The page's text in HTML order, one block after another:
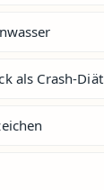
als Crash-Diät